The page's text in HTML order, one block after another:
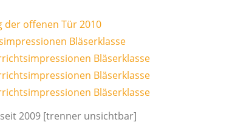
seit 2009 [trenner unsichtbar]